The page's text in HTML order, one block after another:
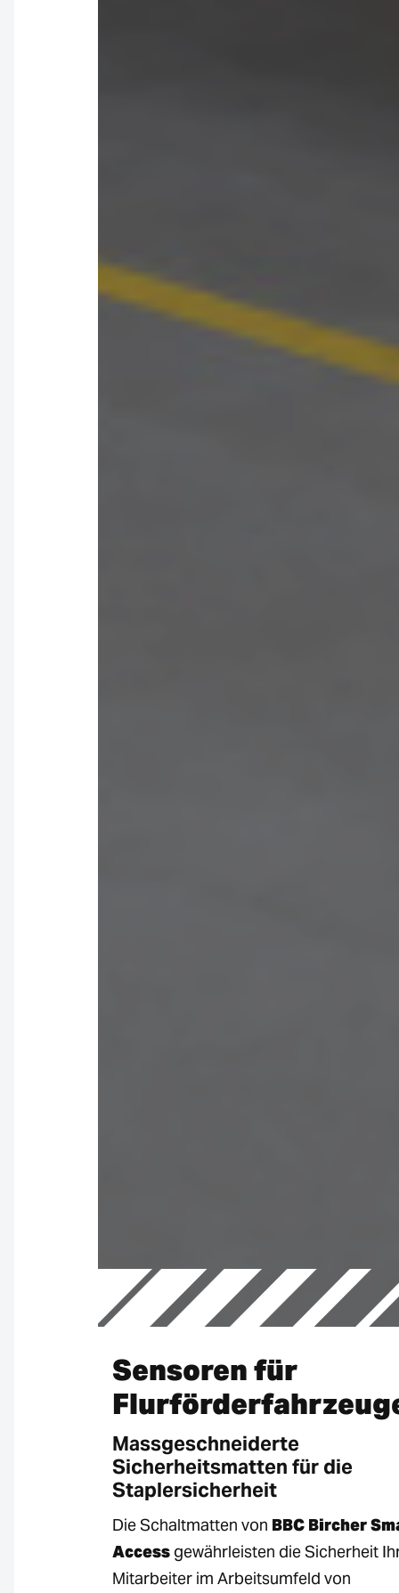
Sensoren für
Massgeschneiderte
Sicherheitsmatten für die
Staplersicherheit
Die Schaltmatten von BBC Bircher
Access gewährleisten die Sicherheit
Mitarbeiter im Arbeitsumfeld von